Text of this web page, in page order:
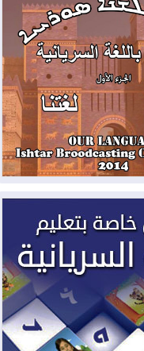
بارزاني حول اجتماع
دعم تنفيذ البرنامج
السلاح
ادارة الدولة: من
امن البلاد خارجون عن
قرب باب المندب..
الملاحة في البحر
بلا مأوى.. أزمة
على مدريد
لمدة عام.. بدء توريد 100
من غاز كورمور في
الكهرباء العراقية